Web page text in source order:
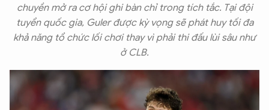
chuyền mở ra cơ hội ghi bàn chỉ trong tích tắc. Tại đội
tuyển quốc gia, Guler được kỳ vọng sẽ phát huy tối đa
khả năng tổ chức lối chơi thay vì phải thi đấu lùi sâu như
ở CLB.